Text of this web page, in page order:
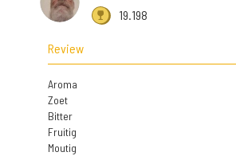
19.198
Review
Aroma
Zoet
Bitter
Fruitig
Moutig